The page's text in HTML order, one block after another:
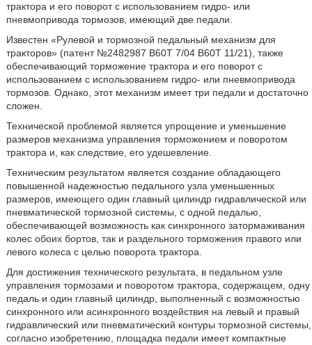
трактора и его поворот с использованием гидро- или
пневмопривода тормозов, имеющий две педали.
Известен «Рулевой и тормозной педальный механизм для
тракторов» (патент №2482987 B60T 7/04 B60T 11/21), также
обеспечивающий торможение трактора и его поворот с
использованием с использованием гидро- или пневмопривода
тормозов. Однако, этот механизм имеет три педали и достаточно
сложен.
Технической проблемой является упрощение и уменьшение
размеров механизма управления торможением и поворотом
трактора и, как следствие, его удешевление.
Техническим результатом является создание обладающего
повышенной надежностью педального узла уменьшенных
размеров, имеющего один главный цилиндр гидравлической или
пневматической тормозной системы, с одной педалью,
обеспечивающей возможность как синхронного затормаживания
колес обоих бортов, так и раздельного торможения правого или
левого колеса с целью поворота трактора.
Для достижения технического результата, в педальном узле
управления тормозами и поворотом трактора, содержащем, одну
педаль и один главный цилиндр, выполненный с возможностью
синхронного или асинхронного воздействия на левый и правый
гидравлический или пневматический контуры тормозной системы,
согласно изобретению, площадка педали имеет компактные